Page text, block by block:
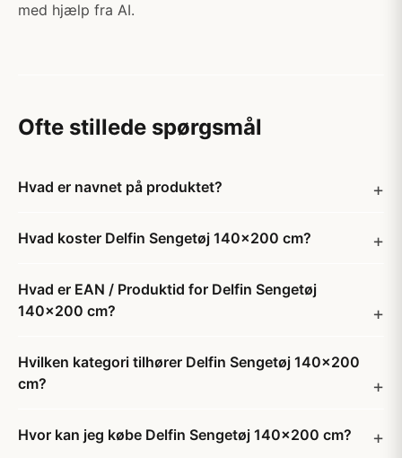
med hjælp fra AI.
Ofte stillede spørgsmål
Hvad er navnet på produktet?
Hvad koster Delfin Sengetøj 140x200 cm?
Hvad er EAN / Produktid for Delfin Sengetøj
140x200 cm?
Hvilken kategori tilhører Delfin Sengetøj 140x200
cm?
Hvor kan jeg købe Delfin Sengetøj 140x200 cm?